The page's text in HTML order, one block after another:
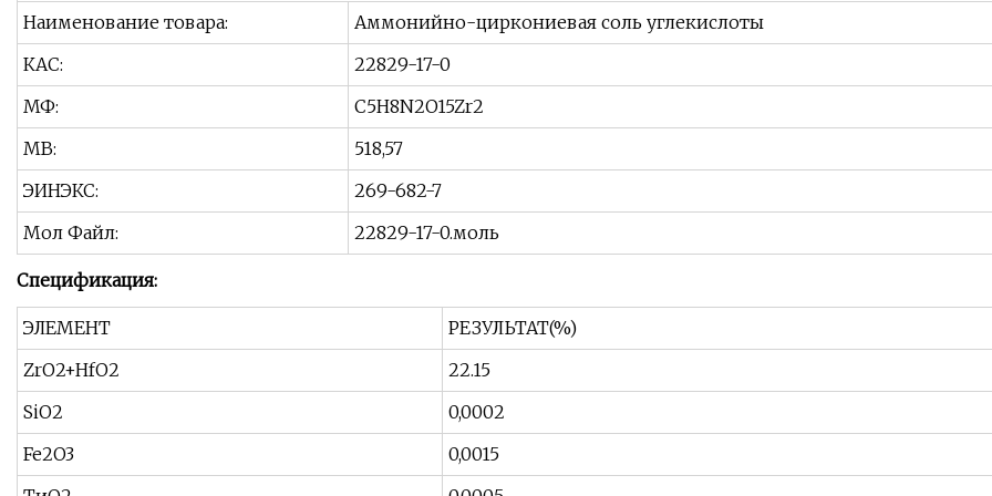
Наименование товара:
Аммонийно-циркониевая соль углекислоты
КАС:
22829-17-0
МФ:
C5H8N2O15Zr2
МВ:
518,57
ЭИНЭКС:
269-682-7
Мол Файл:
22829-17-0.моль
Спецификация:
ЭЛЕМЕНТ
РЕЗУЛЬТАТ(%)
ZrO2+HfO2
22.15
SiO2
0,0002
Fe2O3
0,0015